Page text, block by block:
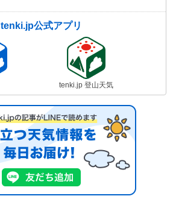
tenki.jp公式アプリ
tenki.jp 登山天気